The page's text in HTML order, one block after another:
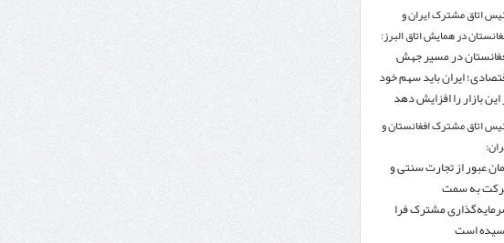
اتاق مشترک ایران و
در همایش اتاق البرز:
در مسیر جهش
ایران باید سهم خود
این بازار را افزایش دهد
اتاق مشترک افغانستان و
عبور از تجارت سنتی و
به سمت
مشترک فرا
است